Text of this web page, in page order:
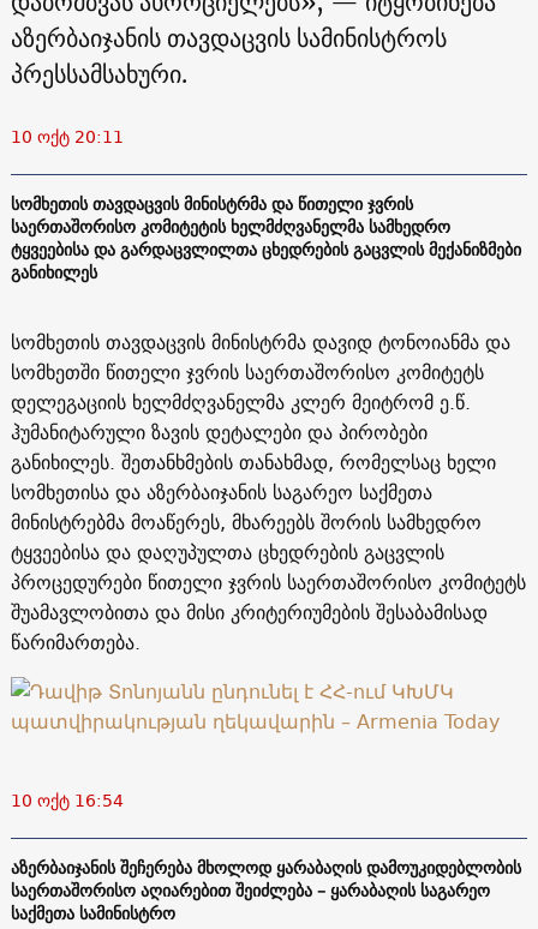
აზერბაიჯანის თავდაცვის სამინისტროს
პრესსამსახური.
10 ოქტ 20:11
სომხეთის თავდაცვის მინისტრმა და წითელი ჯვრის
საერთაშორისო კომიტეტის ხელმძღვანელმა სამხედრო
ტყვეებისა და გარდაცვლილთა ცხედრების გაცვლის მექანიზმები
განიხილეს
სომხეთის თავდაცვის მინისტრმა დავიდ ტონოიანმა და
სომხეთში წითელი ჯვრის საერთაშორისო კომიტეტს
დელეგაციის ხელმძღვანელმა კლერ მეიტრომ ე.წ.
ჰუმანიტარული ზავის დეტალები და პირობები
განიხილეს. შეთანხმების თანახმად, რომელსაც ხელი
სომხეთისა და აზერბაიჯანის საგარეო საქმეთა
მინისტრებმა მოაწერეს, მხარეებს შორის სამხედრო
ტყვეებისა და დაღუპულთა ცხედრების გაცვლის
პროცედურები წითელი ჯვრის საერთაშორისო კომიტეტს
შუამავლობითა და მისი კრიტერიუმების შესაბამისად
წარიმართება.
10 ოქტ 16:54
აზერბაიჯანის შეჩერება მხოლოდ ყარაბაღის დამოუკიდებლობის
საერთაშორისო აღიარებით შეიძლება – ყარაბაღის საგარეო
საქმეთა სამინისტრო